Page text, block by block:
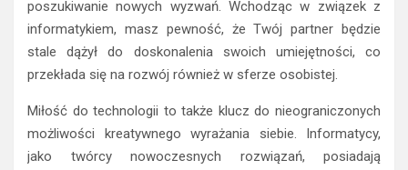
poszukiwanie nowych wyzwań. Wchodząc w związek z
informatykiem, masz pewność, że Twój partner będzie
stale dążył do doskonalenia swoich umiejętności, co
przekłada się na rozwój również w sferze osobistej.
Miłość do technologii to także klucz do nieograniczonych
możliwości kreatywnego wyrażania siebie. Informatycy,
jako twórcy nowoczesnych rozwiązań, posiadają